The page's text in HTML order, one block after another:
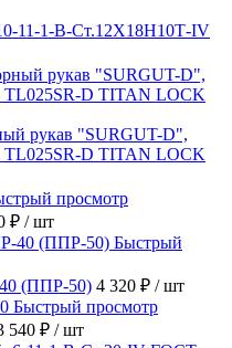
11-1-B-Ст.12Х18Н10Т-IV
рукав "SURGUT-D",
TL025SR-D TITAN LOCK
просмотр
₽ / шт
Быстрый
(ППР-50) 4 320 ₽ / шт
Быстрый просмотр
540 ₽ / шт